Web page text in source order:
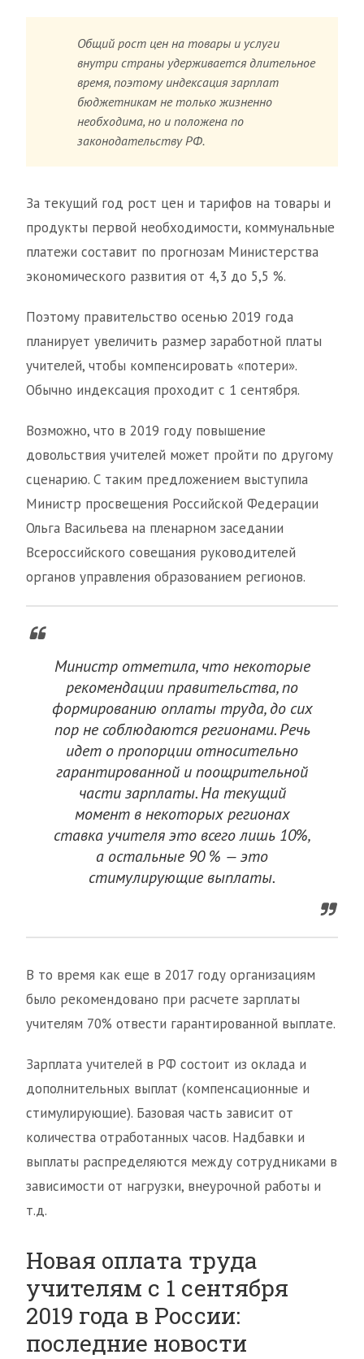
Общий рост цен на товары и услуги
внутри страны удерживается длительное
время, поэтому индексация зарплат
бюджетникам не только жизненно
необходима, но и положена по
законодательству РФ.
За текущий год рост цен и тарифов на товары и
продукты первой необходимости, коммунальные
платежи составит по прогнозам Министерства
экономического развития от 4,3 до 5,5 %.
Поэтому правительство осенью 2019 года
планирует увеличить размер заработной платы
учителей, чтобы компенсировать «потери».
Обычно индексация проходит с 1 сентября.
Возможно, что в 2019 году повышение
довольствия учителей может пройти по другому
сценарию. С таким предложением выступила
Министр просвещения Российской Федерации
Ольга Васильева на пленарном заседании
Всероссийского совещания руководителей
органов управления образованием регионов.
Министр отметила, что некоторые
рекомендации правительства, по
формированию оплаты труда, до сих
пор не соблюдаются регионами. Речь
идет о пропорции относительно
гарантированной и поощрительной
части зарплаты. На текущий
момент в некоторых регионах
ставка учителя это всего лишь 10%,
а остальные 90 % — это
стимулирующие выплаты.
В то время как еще в 2017 году организациям
было рекомендовано при расчете зарплаты
учителям 70% отвести гарантированной выплате.
Зарплата учителей в РФ состоит из оклада и
дополнительных выплат (компенсационные и
стимулирующие). Базовая часть зависит от
количества отработанных часов. Надбавки и
выплаты распределяются между сотрудниками в
зависимости от нагрузки, внеурочной работы и
т.д.
Новая оплата труда
учителям с 1 сентября
2019 года в России:
последние новости